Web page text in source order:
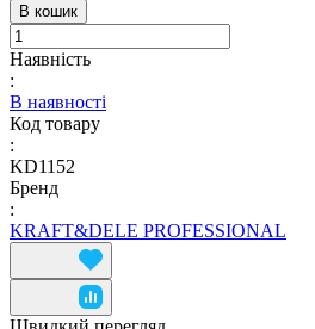
В кошик
Наявність
:
В наявності
Код товару
:
KD1152
Бренд
:
KRAFT&DELE PROFESSIONAL